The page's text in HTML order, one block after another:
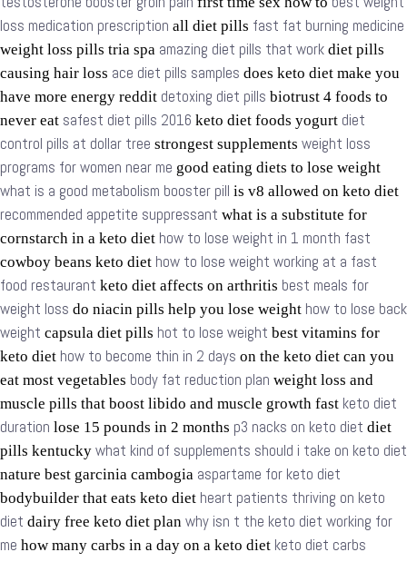
loss medication prescription all diet pills fast fat burning medicine
weight loss pills tria spa amazing diet pills that work diet pills
causing hair loss ace diet pills samples does keto diet make you
have more energy reddit detoxing diet pills biotrust 4 foods to
never eat safest diet pills 2016 keto diet foods yogurt diet
control pills at dollar tree strongest supplements weight loss
programs for women near me good eating diets to lose weight
what is a good metabolism booster pill is v8 allowed on keto diet
recommended appetite suppressant what is a substitute for
cornstarch in a keto diet how to lose weight in 1 month fast
cowboy beans keto diet how to lose weight working at a fast
food restaurant keto diet affects on arthritis best meals for
weight loss do niacin pills help you lose weight how to lose back
weight capsula diet pills hot to lose weight best vitamins for
keto diet how to become thin in 2 days on the keto diet can you
eat most vegetables body fat reduction plan weight loss and
muscle pills that boost libido and muscle growth fast keto diet
duration lose 15 pounds in 2 months p3 nacks on keto diet diet
pills kentucky what kind of supplements should i take on keto diet
nature best garcinia cambogia aspartame for keto diet
bodybuilder that eats keto diet heart patients thriving on keto
diet dairy free keto diet plan why isn t the keto diet working for
me how many carbs in a day on a keto diet keto diet carbs